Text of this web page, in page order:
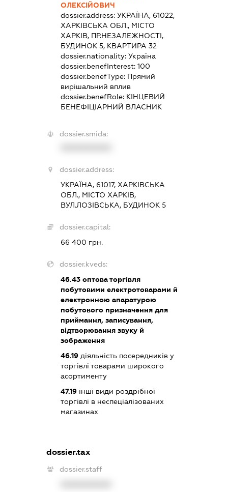
ОЛЕКСІЙОВИЧ
dossier.address: УКРАЇНА, 61022,
ХАРКІВСЬКА ОБЛ., МІСТО
ХАРКІВ, ПР.НЕЗАЛЕЖНОСТІ,
БУДИНОК 5, КВАРТИРА 32
dossier.nationality: Україна
dossier.benefInterest: 100
dossier.benefType: Прямий
вирішальний вплив
dossier.benefRole: КІНЦЕВИЙ
БЕНЕФІЦІАРНИЙ ВЛАСНИК
dossier.smida:
dossier.address:
УКРАЇНА, 61017, ХАРКІВСЬКА
ОБЛ., МІСТО ХАРКІВ,
ВУЛ.ЛОЗІВСЬКА, БУДИНОК 5
dossier.capital:
66 400 грн.
dossier.kveds:
46.43оптова торгівля
побутовими електротоварами й
електронною апаратурою
побутового призначення для
приймання, записування,
відтворювання звуку й
зображення
46.19діяльність посередників у
торгівлі товарами широкого
асортименту
47.19інші види роздрібної
торгівлі в неспеціалізованих
магазинах
dossier.tax
dossier.staff